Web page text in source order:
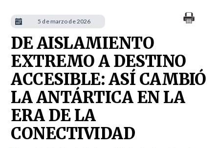
DE AISLAMIENTO
EXTREMO A DESTINO
ACCESIBLE: ASÍ CAMBIÓ
LA ANTÁRTICA EN LA
ERA DE LA
CONECTIVIDAD
5 de marzo de 2026